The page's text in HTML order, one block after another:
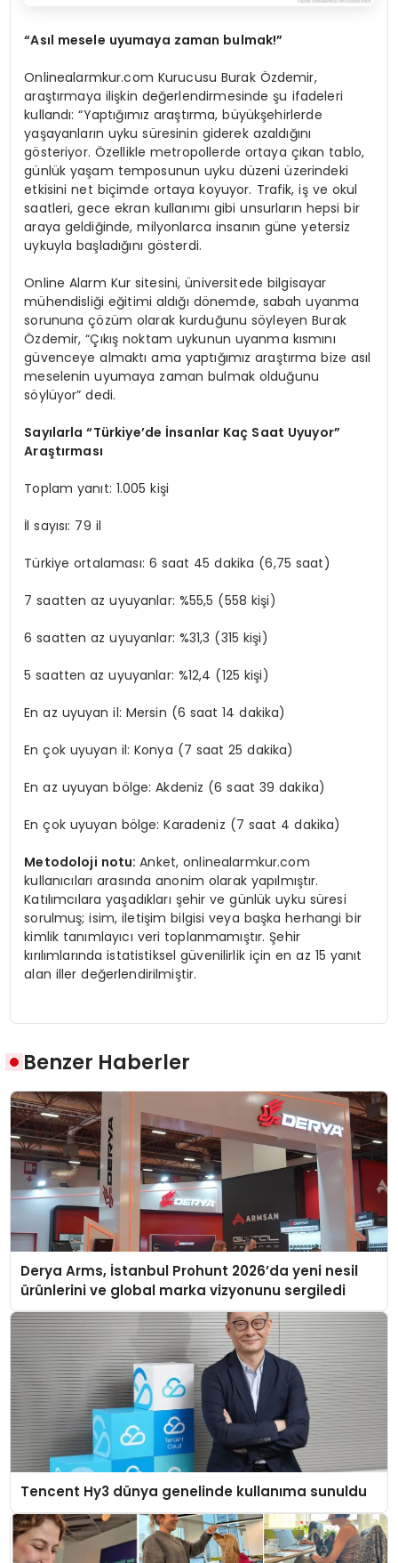
“Asıl mesele uyumaya zaman bulmak!”
Onlinealarmkur.com Kurucusu Burak Özdemir,
araştırmaya ilişkin değerlendirmesinde şu ifadeleri
kullandı: “Yaptığımız araştırma, büyükşehirlerde
yaşayanların uyku süresinin giderek azaldığını
gösteriyor. Özellikle metropollerde ortaya çıkan tablo,
günlük yaşam temposunun uyku düzeni üzerindeki
etkisini net biçimde ortaya koyuyor. Trafik, iş ve okul
saatleri, gece ekran kullanımı gibi unsurların hepsi bir
araya geldiğinde, milyonlarca insanın güne yetersiz
uykuyla başladığını gösterdi.
Online Alarm Kur sitesini, üniversitede bilgisayar
mühendisliği eğitimi aldığı dönemde, sabah uyanma
sorununa çözüm olarak kurduğunu söyleyen Burak
Özdemir, “Çıkış noktam uykunun uyanma kısmını
güvenceye almaktı ama yaptığımız araştırma bize asıl
meselenin uyumaya zaman bulmak olduğunu
söylüyor” dedi.
Sayılarla “Türkiye’de İnsanlar Kaç Saat Uyuyor”
Araştırması
Toplam yanıt: 1.005 kişi
İl sayısı: 79 il
Türkiye ortalaması: 6 saat 45 dakika (6,75 saat)
7 saatten az uyuyanlar: %55,5 (558 kişi)
6 saatten az uyuyanlar: %31,3 (315 kişi)
5 saatten az uyuyanlar: %12,4 (125 kişi)
En az uyuyan il: Mersin (6 saat 14 dakika)
En çok uyuyan il: Konya (7 saat 25 dakika)
En az uyuyan bölge: Akdeniz (6 saat 39 dakika)
En çok uyuyan bölge: Karadeniz (7 saat 4 dakika)
Metodoloji notu:Anket, onlinealarmkur.com
kullanıcıları arasında anonim olarak yapılmıştır.
Katılımcılara yaşadıkları şehir ve günlük uyku süresi
sorulmuş; isim, iletişim bilgisi veya başka herhangi bir
kimlik tanımlayıcı veri toplanmamıştır. Şehir
kırılımlarında istatistiksel güvenilirlik için en az 15 yanıt
alan iller değerlendirilmiştir.
Benzer Haberler
Derya Arms, İstanbul Prohunt 2026’da yeni nesil
ürünlerini ve global marka vizyonunu sergiledi
Tencent Hy3 dünya genelinde kullanıma sunuldu